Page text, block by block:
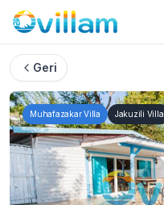
Geri
Muhafazakar Villa Jakuzili Villa